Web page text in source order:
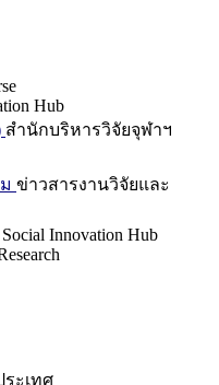
Hub
สำนักบริหารวิจัยจุฬาฯ
ข่าวสารงานวิจัยและ
Innovation Hub
ะเทศ